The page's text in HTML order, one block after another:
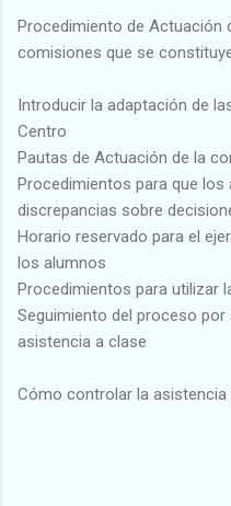
Procedimiento de Actuación
comisiones que se
Introducir la adaptación de
Centro
Pautas de Actuación de la
Procedimientos para que
discrepancias sobre
Horario reservado para el
los alumnos
Procedimientos para utilizar
Seguimiento del proceso
asistencia a clase
Cómo controlar la asistencia